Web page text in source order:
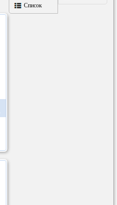
Список